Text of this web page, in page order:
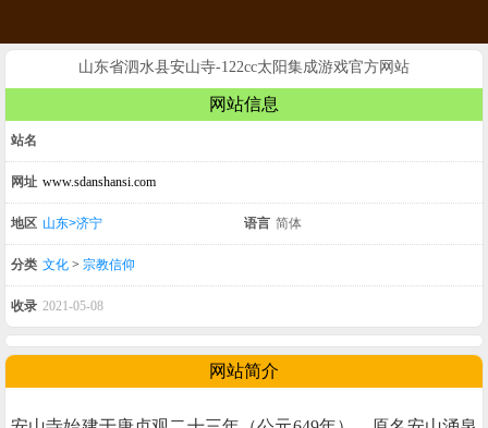
山东省泗水县安山寺-122cc太阳集成游戏官方网站
网站信息
站名
网址 www.sdanshansi.com
地区 山东>济宁 语言 简体
分类 文化 > 宗教信仰
收录 2021-05-08
网站简介